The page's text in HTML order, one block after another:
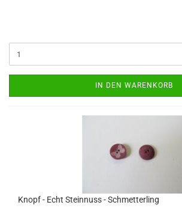
IN DEN WARENKORB
Knopf - Echt Steinnuss - Schmetterling